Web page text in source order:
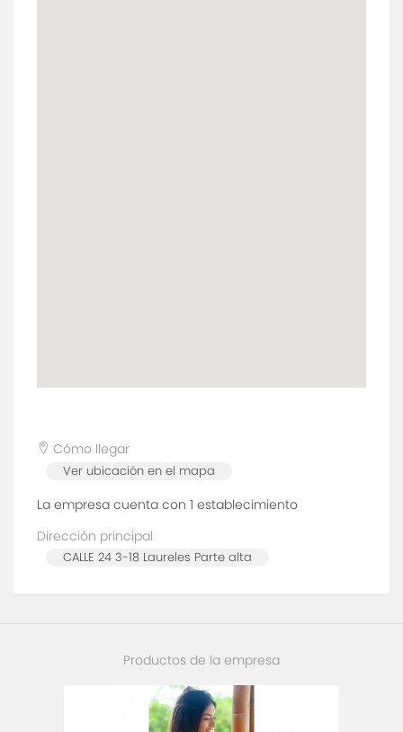
Cómo llegar
Ver ubicación en el mapa
La empresa cuenta con 1 establecimiento
Dirección principal
CALLE 24 3-18 Laureles Parte alta
Productos de la empresa